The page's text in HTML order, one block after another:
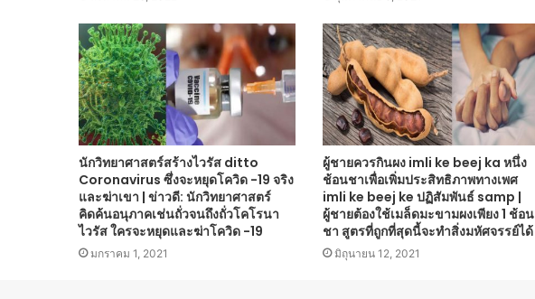
นักวิทยาศาสตร์สร้างไวรัส ditto
Coronavirus ซึ่งจะหยุดโควิด -19 จริง
และฆ่าเขา | ข่าวดี: นักวิทยาศาสตร์
คิดค้นอนุภาคเช่นถั่วจนถึงถั่วโคโรนา
ไวรัส ใครจะหยุดและฆ่าโควิด -19
มกราคม 1, 2021
ผู้ชายควรกินผง imli ke beej ka หนึ่ง
ช้อนชาเพื่อเพิ่มประสิทธิภาพทางเพศ
imli ke beej ke ปฏิสัมพันธ์ samp |
ผู้ชายต้องใช้เมล็ดมะขามผงเพียง 1 ช้อน
ชา สูตรที่ถูกที่สุดนี้จะทำสิ่งมหัศจรรย์ได้
มิถุนายน 12, 2021